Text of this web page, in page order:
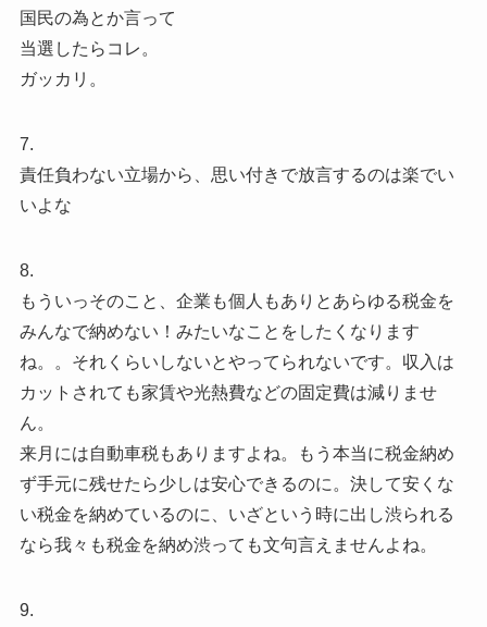
国民の為とか言って
当選したらコレ。
ガッカリ。
7.
責任負わない立場から、思い付きで放言するのは楽でい
いよな
8.
もういっそのこと、企業も個人もありとあらゆる税金を
みんなで納めない！みたいなことをしたくなります
ね。。それくらいしないとやってられないです。収入は
カットされても家賃や光熱費などの固定費は減りませ
ん。
来月には自動車税もありますよね。もう本当に税金納め
ず手元に残せたら少しは安心できるのに。決して安くな
い税金を納めているのに、いざという時に出し渋られる
なら我々も税金を納め渋っても文句言えませんよね。
9.